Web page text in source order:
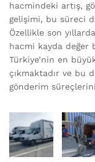
hacmindeki artış,
gelişimi, bu süreci
Özellikle son
hacmi kayda değer
Türkiye’nin en
çıkmaktadır ve bu
gönderim